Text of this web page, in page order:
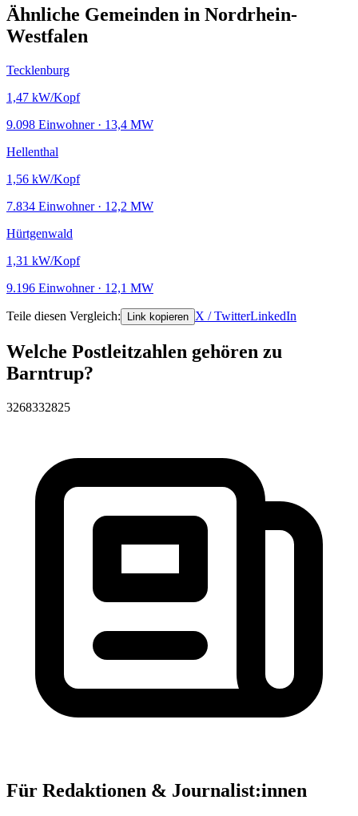
Ähnliche Gemeinden in Nordrhein-
Westfalen
Tecklenburg
1,47 kW/Kopf
9.098 Einwohner · 13,4 MW
Hellenthal
1,56 kW/Kopf
7.834 Einwohner · 12,2 MW
Hürtgenwald
1,31 kW/Kopf
9.196 Einwohner · 12,1 MW
Teile diesen Vergleich: Link kopieren X / TwitterLinkedIn
Welche Postleitzahlen gehören zu
Barntrup?
3268332825
Für Redaktionen & Journalist:innen